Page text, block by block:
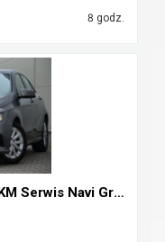
8 godz.
Zarejestrowany A 180 1.6i 122KM Serwis Navi Grz.fo...